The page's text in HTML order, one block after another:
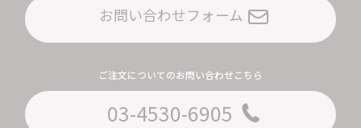
お問い合わせフォーム
ご注文についてのお問い合わせこちら
03-4530-6905